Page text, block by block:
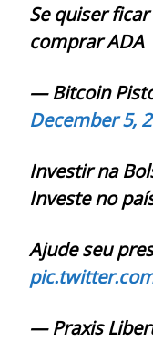
Se quiser
comprar ADA
— Bitcoin
December 5,
Investir na
Investe no
Ajude seu
— Praxis